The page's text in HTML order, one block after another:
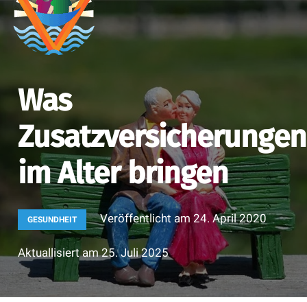
Was
Zusatzversicherungen
im Alter bringen
GESUNDHEIT Veröffentlicht am24. April 2020
Aktuallisiert am25. Juli 2025